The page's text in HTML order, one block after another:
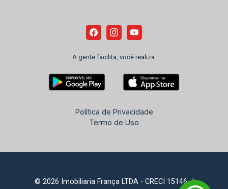
A gente facilita, você realiza.
Política de Privacidade
Termo de Uso
© 2026 Imobiliaria França LTDA - CRECI 15146-J